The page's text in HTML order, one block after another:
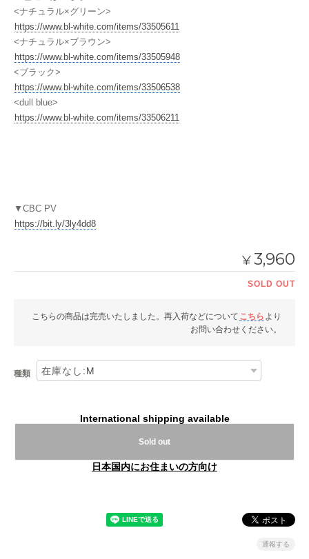
<ナチュラル×グリーン>
https://www.bl-white.com/items/33505611
<ナチュラル×ブラウン>
https://www.bl-white.com/items/33505948
<ブラック>
https://www.bl-white.com/items/33506538
<dull blue>
https://www.bl-white.com/items/33506211
▼CBC PV
https://bit.ly/3ly4dd8
¥3,960
SOLD OUT
こちらの商品は完売いたしました。再入荷などについて こちら より
お問い合わせください。
種類
International shipping available
Sold out
日本国内にお住まいの方向け
通報する